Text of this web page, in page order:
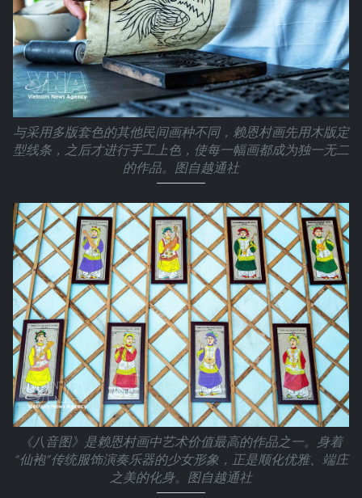
与采用多版套色的其他民间画种不同，赖恩村画先用木版定
型线条，之后才进行手工上色，使每一幅画都成为独一无二
的作品。图自越通社
《八音图》是赖恩村画中艺术价值最高的作品之一。身着
“仙袍”传统服饰演奏乐器的少女形象，正是顺化优雅、端庄
之美的化身。图自越通社